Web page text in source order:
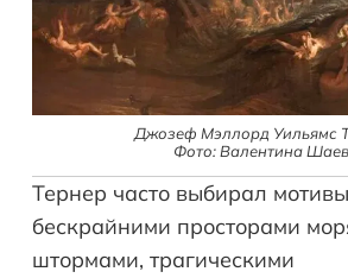
Джозеф Мэллорд Уильямс
Фото: Валентина
Тернер часто выбирал
бескрайними просторами
штормами, трагическими